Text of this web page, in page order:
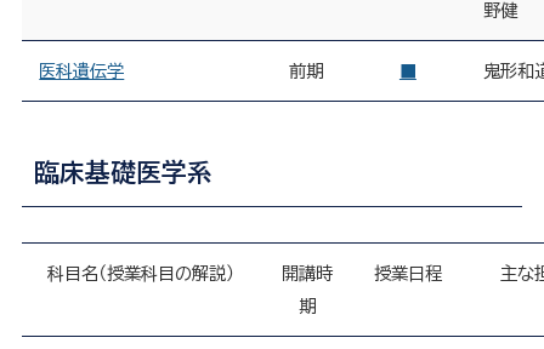
野健
医科遺伝学 前期 鬼形和
臨床基礎医学系
科目名（授業科目の解説）
開講時
期
授業日程 主な